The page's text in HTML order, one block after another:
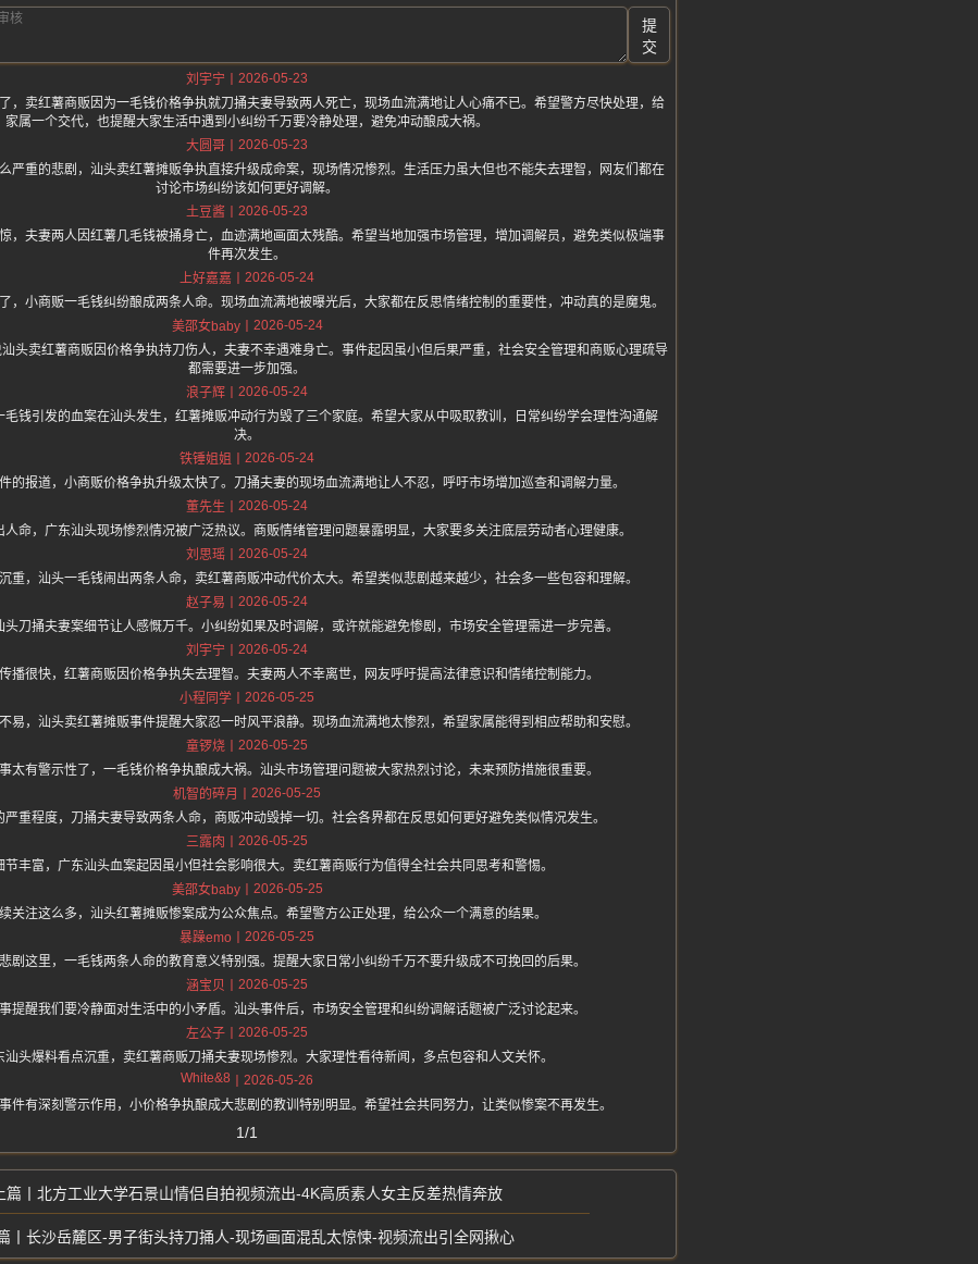
提
交
刘宇宁
2026-05-23
，卖红薯商贩因为一毛钱价格争执就刀捅夫妻导致两人死亡，现场血流满地让人心痛不已。希望警方尽快处理，给
家属一个交代，也提醒大家生活中遇到小纠纷千万要冷静处理，避免冲动酿成大祸。
大圆哥
2026-05-23
严重的悲剧，汕头卖红薯摊贩争执直接升级成命案，现场情况惨烈。生活压力虽大但也不能失去理智，网友们都在
讨论市场纠纷该如何更好调解。
土豆酱
2026-05-23
，夫妻两人因红薯几毛钱被捅身亡，血迹满地画面太残酷。希望当地加强市场管理，增加调解员，避免类似极端事
件再次发生。
上好嘉嘉
2026-05-24
，小商贩一毛钱纠纷酿成两条人命。现场血流满地被曝光后，大家都在反思情绪控制的重要性，冲动真的是魔鬼。
美邵女baby
2026-05-24
头卖红薯商贩因价格争执持刀伤人，夫妻不幸遇难身亡。事件起因虽小但后果严重，社会安全管理和商贩心理疏导
都需要进一步加强。
浪子辉
2026-05-24
钱引发的血案在汕头发生，红薯摊贩冲动行为毁了三个家庭。希望大家从中吸取教训，日常纠纷学会理性沟通解
决。
铁锤姐姐
2026-05-24
的报道，小商贩价格争执升级太快了。刀捅夫妻的现场血流满地让人不忍，呼吁市场增加巡查和调解力量。
董先生
2026-05-24
命，广东汕头现场惨烈情况被广泛热议。商贩情绪管理问题暴露明显，大家要多关注底层劳动者心理健康。
刘思瑶
2026-05-24
重，汕头一毛钱闹出两条人命，卖红薯商贩冲动代价太大。希望类似悲剧越来越少，社会多一些包容和理解。
赵子易
2026-05-24
刀捅夫妻案细节让人感慨万千。小纠纷如果及时调解，或许就能避免惨剧，市场安全管理需进一步完善。
刘宇宁
2026-05-24
播很快，红薯商贩因价格争执失去理智。夫妻两人不幸离世，网友呼吁提高法律意识和情绪控制能力。
小程同学
2026-05-25
易，汕头卖红薯摊贩事件提醒大家忍一时风平浪静。现场血流满地太惨烈，希望家属能得到相应帮助和安慰。
童锣烧
2026-05-25
太有警示性了，一毛钱价格争执酿成大祸。汕头市场管理问题被大家热烈讨论，未来预防措施很重要。
机智的碎月
2026-05-25
重程度，刀捅夫妻导致两条人命，商贩冲动毁掉一切。社会各界都在反思如何更好避免类似情况发生。
三露肉
2026-05-25
节丰富，广东汕头血案起因虽小但社会影响很大。卖红薯商贩行为值得全社会共同思考和警惕。
美邵女baby
2026-05-25
关注这么多，汕头红薯摊贩惨案成为公众焦点。希望警方公正处理，给公众一个满意的结果。
暴躁emo
2026-05-25
剧这里，一毛钱两条人命的教育意义特别强。提醒大家日常小纠纷千万不要升级成不可挽回的后果。
涵宝贝
2026-05-25
提醒我们要冷静面对生活中的小矛盾。汕头事件后，市场安全管理和纠纷调解话题被广泛讨论起来。
左公子
2026-05-25
汕头爆料看点沉重，卖红薯商贩刀捅夫妻现场惨烈。大家理性看待新闻，多点包容和人文关怀。
White&8
2026-05-26
件有深刻警示作用，小价格争执酿成大悲剧的教训特别明显。希望社会共同努力，让类似惨案不再发生。
1/1
北方工业大学石景山情侣自拍视频流出-4K高质素人女主反差热情奔放
长沙岳麓区-男子街头持刀捅人-现场画面混乱太惊悚-视频流出引全网揪心